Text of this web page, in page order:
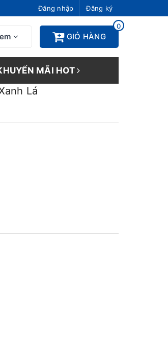
Đăng nhập Đăng ký
0
GIỎ HÀNG
MÃI HOT
Lá